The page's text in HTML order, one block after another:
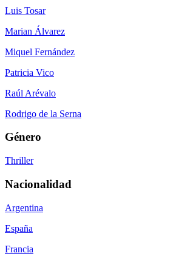
Luis Tosar
Marian Álvarez
Miquel Fernández
Patricia Vico
Raúl Arévalo
Rodrigo de la Serna
Género
Thriller
Nacionalidad
Argentina
España
Francia